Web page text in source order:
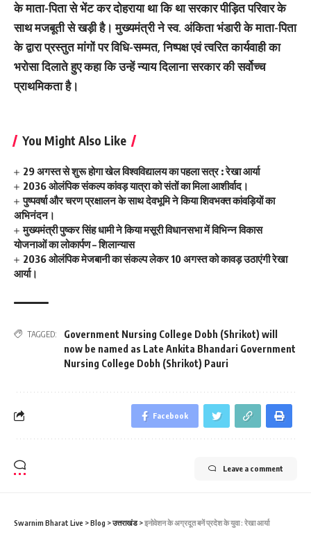
के माता-पिता से भेंट कर दोहराया था कि था सरकार पीड़ित परिवार के
साथ मजबूती से खड़ी है। मुख्यमंत्री ने स्व. अंकिता भंडारी के माता-पिता
के द्वारा प्रस्तुत मांगों पर विधि-सम्मत, निष्पक्ष एवं त्वरित कार्यवाही का
भरोसा दिलाते हुए कहा कि उन्हें न्याय दिलाना सरकार की सर्वोच्च
प्राथमिकता है।
You Might Also Like
29 अगस्त से शुरू होगा खेल विश्वविद्यालय का पहला सत्र : रेखा आर्या
2036 ओलंपिक संकल्प कांवड़ यात्रा को संतों का मिला आशीर्वाद।
पुष्पवर्षा और चरण प्रक्षालन के साथ देवभूमि ने किया शिवभक्त कांवड़ियों का
अभिनंदन।
मुख्यमंत्री पुष्कर सिंह धामी ने किया मसूरी विधानसभा में विभिन्न विकास
योजनाओं का लोकार्पण – शिलान्यास
2036 ओलंपिक मेजबानी का संकल्प लेकर 10 अगस्त को कावड़ उठाएंगी रेखा
आर्या।
TAGGED:
Government Nursing College Dobh (Shrikot) will
now be named as Late Ankita Bhandari Government
Nursing College Dobh (Shrikot) Pauri
Facebook
Leave a comment
Swarnim Bharat Live >Blog >उत्तराखंड>इनोवेशन के अग्रदूत बनें प्रदेश के युवा : रेखा आर्या